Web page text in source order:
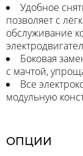
Удобное
позволяет с
обслуживание
Боковая
с мачтой,
Все
модульную
ОПЦИИ